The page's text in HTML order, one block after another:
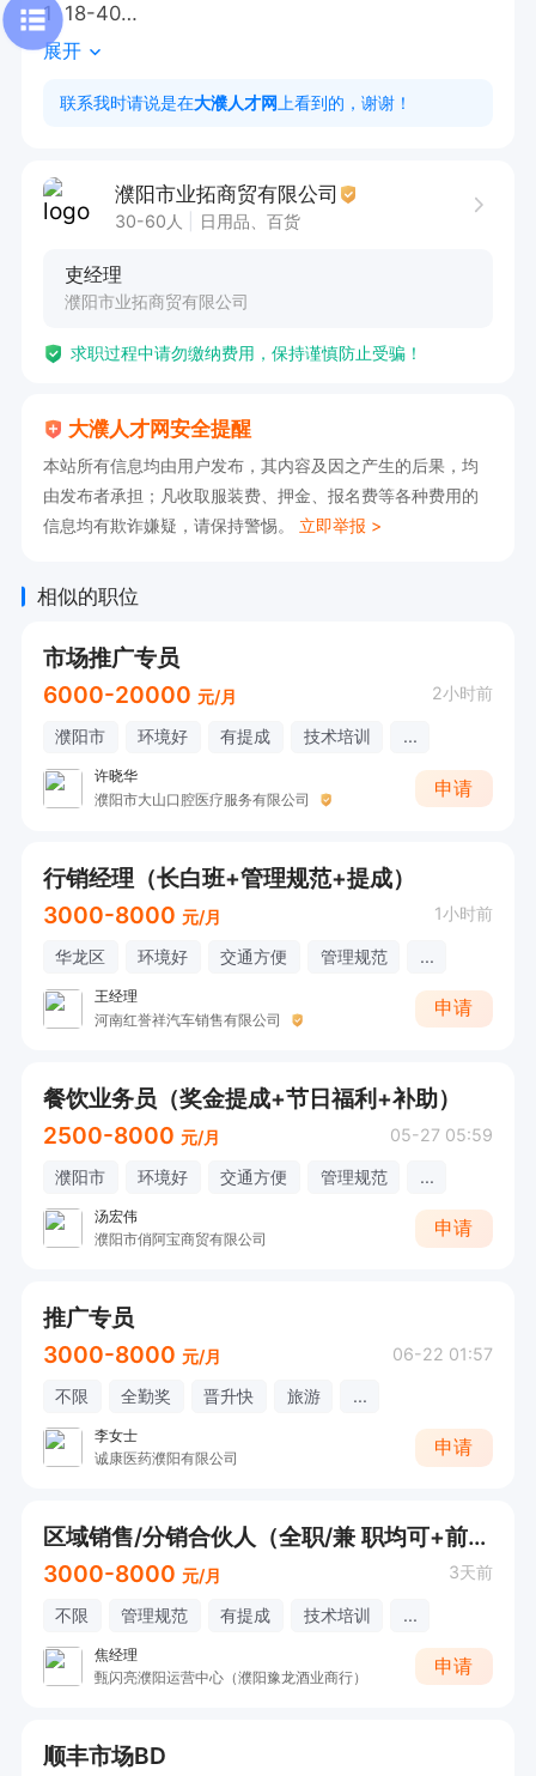
1  18-40
2.接受通勤距离的（具体位置请看下方定位）
展开
联系我时请说是在大濮人才网 上看到的，谢谢！
濮阳市业拓商贸有限公司
30-60人 日用品、百货
吏经理
濮阳市业拓商贸有限公司
求职过程中请勿缴纳费用，保持谨慎防止受骗！
大濮人才网安全提醒
本站所有信息均由用户发布，其内容及因之产生的后果，均
由发布者承担；凡收取服装费、押金、报名费等各种费用的
信息均有欺诈嫌疑，请保持警惕。 立即举报 >
相似的职位
市场推广专员
6000-20000 元/月 2小时前
濮阳市 环境好 有提成 技术培训 ...
许晓华
濮阳市大山口腔医疗服务有限公司
申请
行销经理（长白班+管理规范+提成）
3000-8000 元/月 1小时前
华龙区 环境好 交通方便 管理规范 ...
王经理
河南红誉祥汽车销售有限公司
申请
餐饮业务员（奖金提成+节日福利+补助）
2500-8000 元/月 05-27 05:59
濮阳市 环境好 交通方便 管理规范 ...
汤宏伟
濮阳市俏阿宝商贸有限公司
申请
推广专员
3000-8000 元/月 06-22 01:57
不限 全勤奖 晋升快 旅游 ...
李女士
诚康医药濮阳有限公司
申请
区域销售/分销合伙人（全职/兼 职均可+前景好+专业培训+高收入）
3000-8000 元/月 3天前
不限 管理规范 有提成 技术培训 ...
焦经理
甄闪亮濮阳运营中心（濮阳豫龙酒业商行）
申请
顺丰市场BD